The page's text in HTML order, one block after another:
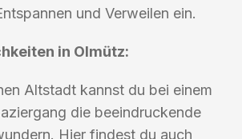
und Verweilen ein.
in Olmütz:
Altstadt kannst du bei einem
die beeindruckende
Hier findest du auch